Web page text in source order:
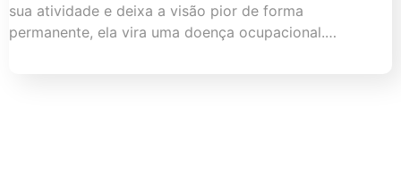
sua atividade e deixa a visão pior de forma
permanente, ela vira uma doença ocupacional.…